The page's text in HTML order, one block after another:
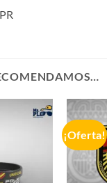
¡Oferta!